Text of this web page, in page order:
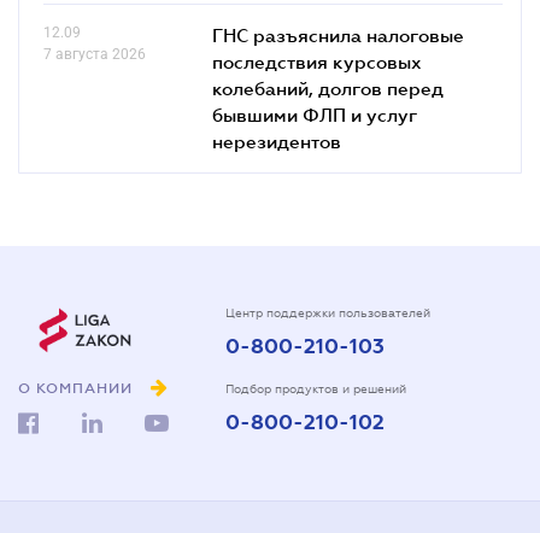
12.09
7 августа 2026
ГНС разъяснила налоговые
последствия курсовых
колебаний, долгов перед
бывшими ФЛП и услуг
нерезидентов
О КОМПАНИИ
Центр поддержки пользователей
0-800-210-103
Подбор продуктов и решений
0-800-210-102